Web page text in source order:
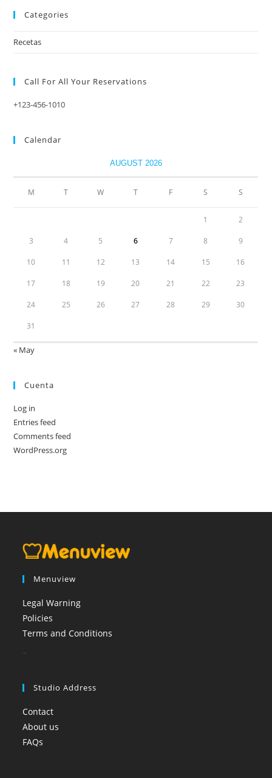
Categories
Recetas
Call For All Your​ Reservations
+123-456-1010
Calendar
AUGUST 2026
M T W T F S S
1 2
3 4 5 6 7 8 9
10 11 12 13 14 15 16
17 18 19 20 21 22 23
24 25 26 27 28 29 30
31
« May
Cuenta
Log in
Entries feed
Comments feed
WordPress.org
Menuview
Legal Warning
Policies
Terms and Conditions
Studio Address
Contact
About us
FAQs